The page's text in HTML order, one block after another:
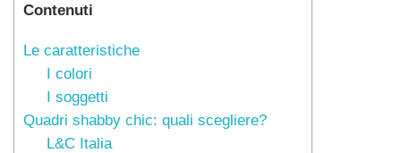
Contenuti
Le caratteristiche
I colori
I soggetti
Quadri shabby chic: quali scegliere?
L&C Italia